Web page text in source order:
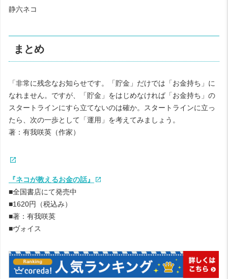
静六ネコ
まとめ
「非常に残念なお知らせです。「貯金」だけでは「お金持ち」に
なれません。ですが、「貯金」をはじめなければ「お金持ち」の
スタートラインにすら立てないのは確か。スタートラインに立っ
たら、次の一歩として「運用」を考えてみましょう。
著：有我咲英（作家）
『ネコが教えるお金の話』
■全国書店にて発売中
■1620円（税込み）
■著：有我咲英
■ヴォイス